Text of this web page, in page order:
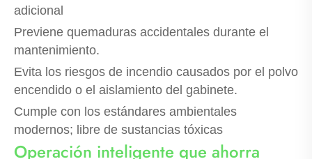
adicional
Previene quemaduras accidentales durante el
mantenimiento.
Evita los riesgos de incendio causados ​​por el polvo
encendido o el aislamiento del gabinete.
Cumple con los estándares ambientales
modernos; libre de sustancias tóxicas
Operación inteligente que ahorra